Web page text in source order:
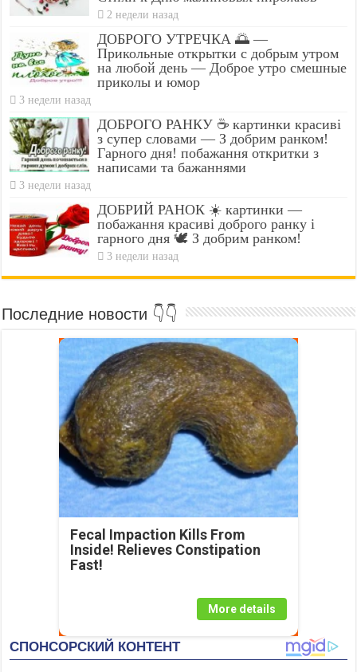
2 недели назад
ДОБРОГО УТРЕЧКА 🌅 —
Прикольные открытки с добрым утром
на любой день — Доброе утро смешные
приколы и юмор
3 недели назад
ДОБРОГО РАНКУ ☕ картинки красиві
з супер словами — З добрим ранком!
Гарного дня! побажання откритки з
написами та бажаннями
3 недели назад
ДОБРИЙ РАНОК ☀️ картинки —
побажання красиві доброго ранку і
гарного дня 🕊️ З добрим ранком!
3 недели назад
Последние новости 👇👇
Fecal Impaction Kills From
Inside! Relieves Constipation
Fast!
More details